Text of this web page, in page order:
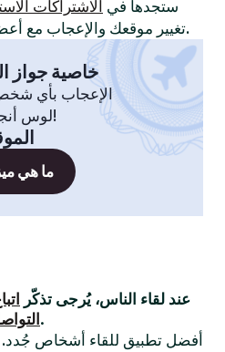
ستجدها في الاشتراكات
تغيير موقعك والإعجاب مع أعضاء في مدينة أو بلدة أخرى.
خاصية جواز
الإعجاب بأي
لوس أنجلوس، سيدني، انطلق!
ما هي
عند لقاء الناس، يُرجى تذكّر
التي وضعناها.